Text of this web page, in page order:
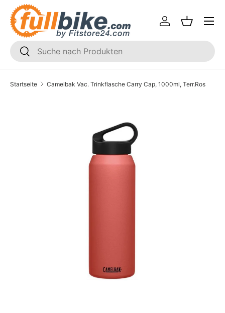
Direkt zum Inhalt
SUCHEN
Suchen
Einloggen
Menü
Startseite Camelbak Vac. Trinkflasche Carry Cap, 1000ml, Terr.Ros